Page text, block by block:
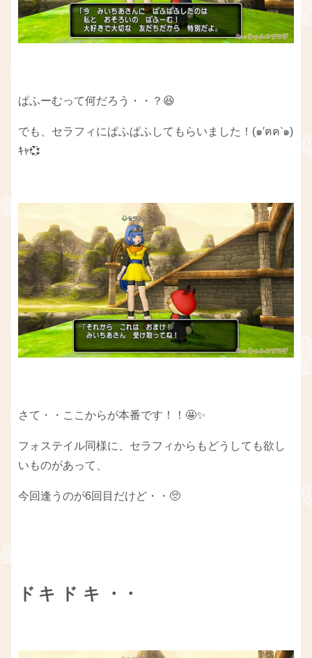
ぱふーむって何だろう・・？😆
でも、セラフィにぱふぱふしてもらいました！(๑′ฅฅ‵๑)
ｷｬ💞
さて・・ここからが本番です！！🤩✨
フォステイル同様に、セラフィからもどうしても欲し
いものがあって、
今回逢うのが6回目だけど・・🥺
ド キ ド キ ・・